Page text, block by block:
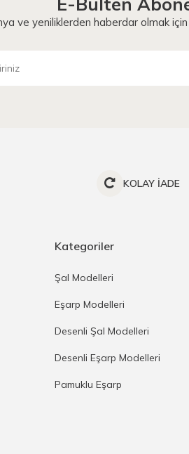
ve yeniliklerden haberdar olmak
KOLAY İADE
Kategoriler
Şal Modelleri
Eşarp Modelleri
Desenli Şal Modelleri
Desenli Eşarp Modelleri
Pamuklu Eşarp